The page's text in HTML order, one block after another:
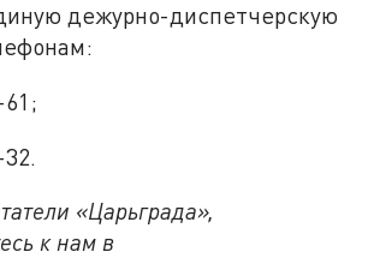
дежурно-диспетчерскую
61;
«Царьграда»,
к нам в